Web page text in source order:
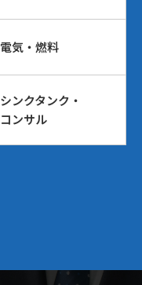
電気・燃料
シンクタンク・
コンサル